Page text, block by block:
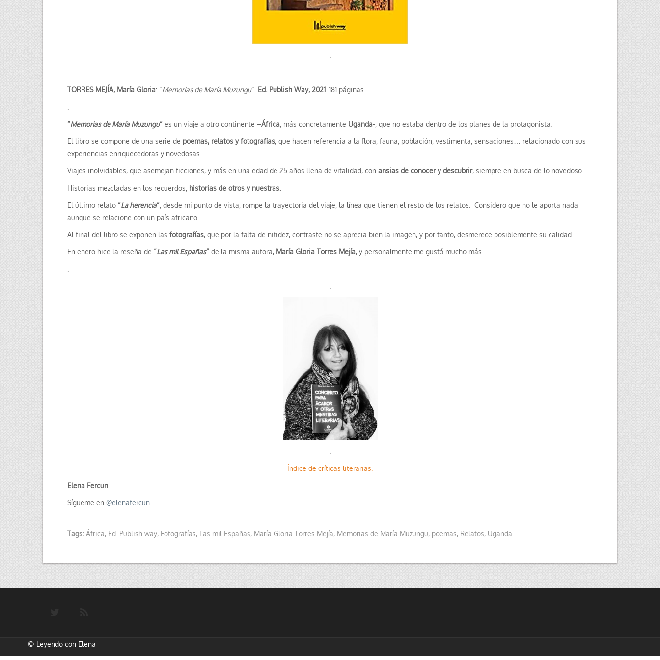
TORRES MEJÍA, María Gloria: “Memorias de María Muzungu“. Ed. Publish Way, 2021 . 181 páginas.
“Memorias de María Muzungu“ es un viaje a otro continente –África, más concretamente Uganda-, que no estaba dentro de los planes de la protagonista.
El libro se compone de una serie de poemas, relatos y fotografías, que hacen referencia a la flora, fauna, población, vestimenta, sensaciones… relacionado con sus
experiencias enriquecedoras y novedosas.
Viajes inolvidables, que asemejan ficciones, y más en una edad de 25 años llena de vitalidad, con ansias de conocer y descubrir, siempre en busca de lo novedoso.
Historias mezcladas en los recuerdos, historias de otros y nuestras.
El último relato “La herencia“, desde mi punto de vista, rompe la trayectoria del viaje, la línea que tienen el resto de los relatos. Considero que no le aporta nada
aunque se relacione con un país africano.
Al final del libro se exponen las fotografías, que por la falta de nitidez, contraste no se aprecia bien la imagen, y por tanto, desmerece posiblemente su calidad.
En enero hice la reseña de “Las mil Españas“ de la misma autora, María Gloria Torres Mejía, y personalmente me gustó mucho más.
Índice de críticas literarias.
Elena Fercun
Sígueme en @elenafercun
Tags: África, Ed. Publish way, Fotografías, Las mil Españas, María Gloria Torres Mejía, Memorias de María Muzungu, poemas, Relatos, Uganda
© Leyendo con Elena